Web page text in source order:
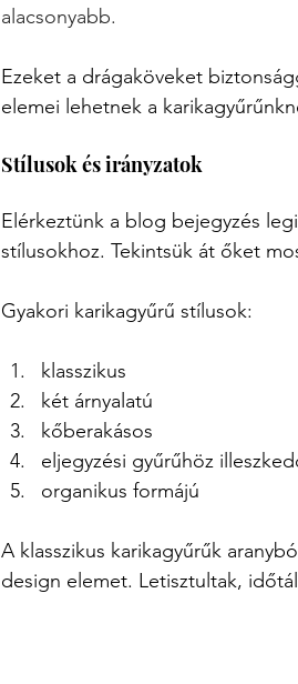
alacsonyabb.
Ezeket a drágaköveket
elemei lehetnek a
Stílusok és irányzatok
Elérkeztünk a blog bejegyzés
stílusokhoz. Tekintsük át őket
Gyakori karikagyűrű stílusok:
klasszikus
két árnyalatú
kőberakásos
eljegyzési gyűrűhöz
organikus formájú
A klasszikus karikagyűrűk
design elemet. Letisztultak,